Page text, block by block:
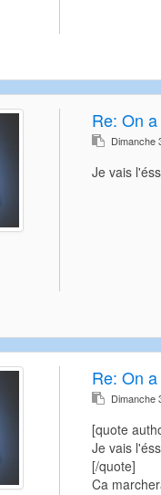
Re: On
Dimanche
Je vais
Re: On
Dimanche
[quote
Je vais
[/quote]
Ca